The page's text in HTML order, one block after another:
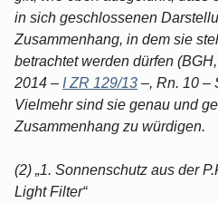
in sich geschlossenen
Zusammenhang, in dem sie
betrachtet werden dürfen
2014 – I ZR 129/13 –, Rn. 10 –
Vielmehr sind sie genau und
Zusammenhang zu würdigen.
(2) „1. Sonnenschutz aus der
Light Filter“